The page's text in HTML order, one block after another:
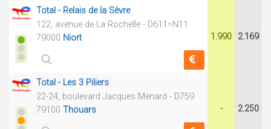
Total - Relais de la Sèvre
122, avenue de La Rochelle - D611=N11
79000 Niort 1.990 2.169
Total - Les 3 Piliers
22-24, boulevard Jacques Ménard - D759
79100 Thouars - 2.250